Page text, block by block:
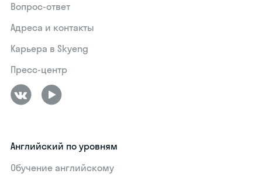
Вопрос-ответ
Адреса и контакты
Карьера в Skyeng
Пресс-центр
Английский по уровням
Обучение английскому